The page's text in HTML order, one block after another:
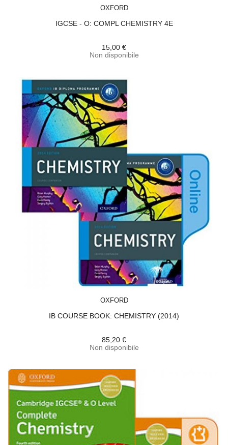
OXFORD
IGCSE - O: COMPL CHEMISTRY 4E
15,00 €
Non disponibile
OXFORD
IB COURSE BOOK: CHEMISTRY (2014)
85,20 €
Non disponibile